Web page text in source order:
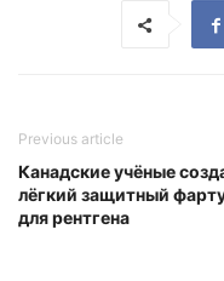
Previous article
Канадские учёные
лёгкий защитный
для рентгена